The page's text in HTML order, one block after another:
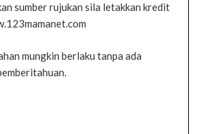
sumber rujukan sila letakkan kredit
mungkin berlaku tanpa ada